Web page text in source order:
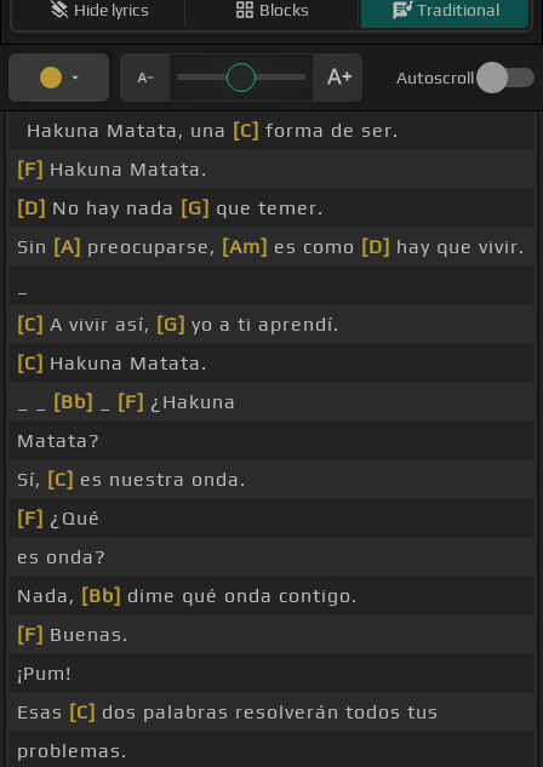
Hide lyrics Blocks Traditional
Autoscroll
Hakuna Matata, una [C] forma de ser.
[F] Hakuna Matata.
[D] No hay nada [G] que temer.
Sin [A] preocuparse, [Am] es como [D] hay que vivir.
[C] A vivir así, [G] yo a ti aprendí.
[C] Hakuna Matata.
[Bb] [F] ¿Hakuna
Matata?
Sí, [C] es nuestra onda.
[F] ¿Qué
es onda?
Nada, [Bb] dime qué onda contigo.
[F] Buenas.
¡Pum!
Esas [C] dos palabras resolverán todos tus
problemas.